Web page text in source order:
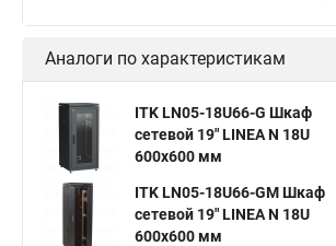
Аналоги по характеристикам
ITK LN05-18U66-G Шкаф
сетевой 19" LINEA N 18U
600х600 мм
ITK LN05-18U66-GM Шкаф
сетевой 19" LINEA N 18U
600х600 мм